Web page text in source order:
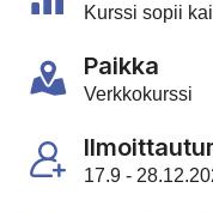
Kurssi sopii
Paikka
Verkkokurssi
17.9 -